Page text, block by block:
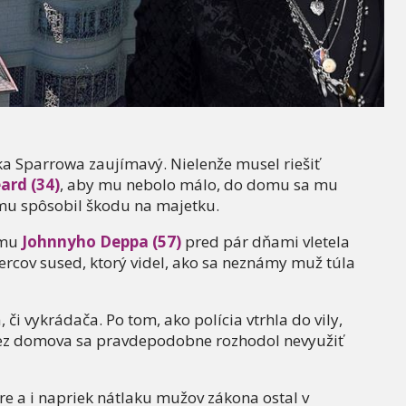
Sparrowa zaujímavý. Nielenže musel riešiť
(34), aby mu nebolo málo, do domu sa mu
spôsobil škodu na majetku.
Johnnyho Deppa (57) pred pár dňami vletela
sused, ktorý videl, ako sa neznámy muž túla
či vykrádača. Po tom, ako polícia vtrhla do vily,
domova sa pravdepodobne rozhodol nevyužiť
a i napriek nátlaku mužov zákona ostal v